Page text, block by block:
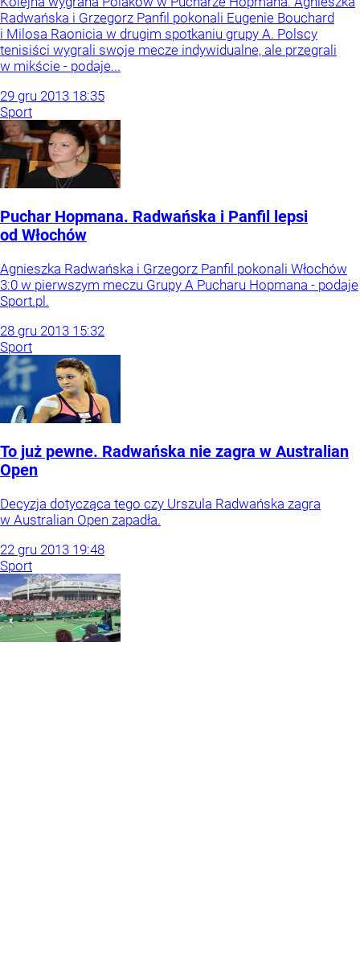
Radwańska i Grzegorz Panfil pokonali Eugenie Bouchard
i Milosa Raonicia w drugim spotkaniu grupy A. Polscy
tenisiści wygrali swoje mecze indywidualne, ale przegrali
w mikście - podaje...
29 gru 2013 18:35
Sport
Puchar Hopmana. Radwańska i Panfil lepsi
od Włochów
Agnieszka Radwańska i Grzegorz Panfil pokonali Włochów
3:0 w pierwszym meczu Grupy A Pucharu Hopmana - podaje
Sport.pl.
28 gru 2013 15:32
Sport
To już pewne. Radwańska nie zagra w Australian
Open
Decyzja dotycząca tego czy Urszula Radwańska zagra
w Australian Open zapadła.
22 gru 2013 19:48
Sport